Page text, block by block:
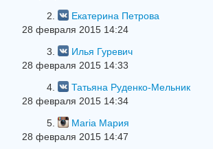
2.
Екатерина Петрова
28 февраля 2015 14:24
3.
Илья Гуревич
28 февраля 2015 14:33
4.
Татьяна Руденко-Мельник
28 февраля 2015 14:34
5.
Maria Мария
28 февраля 2015 14:47